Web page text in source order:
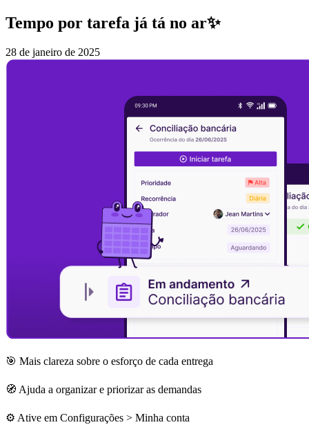
Tempo por tarefa já tá no ar✨
28 de janeiro de 2025
🎯 Mais clareza sobre o esforço de cada entrega
🧭 Ajuda a organizar e priorizar as demandas
⚙️ Ative em Configurações > Minha conta